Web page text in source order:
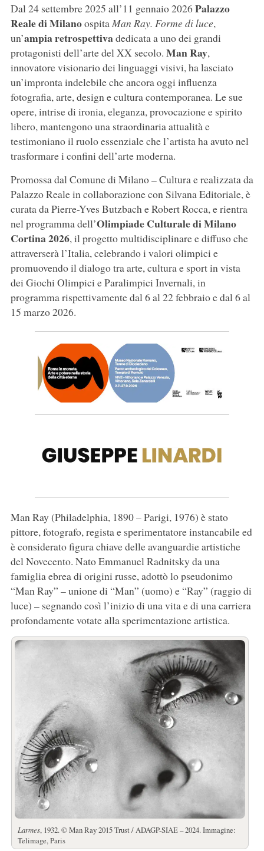
Dal 24 settembre 2025 all’11 gennaio 2026Palazzo
Reale di MilanoospitaMan Ray. Forme di luce,
un’ampia retrospettivadedicata a uno dei grandi
protagonisti dell’arte del XX secolo. Man Ray,
innovatore visionario dei linguaggi visivi, ha lasciato
un’impronta indelebile che ancora oggi influenza
fotografia, arte, design e cultura contemporanea. Le sue
opere, intrise di ironia, eleganza, provocazione e spirito
libero, mantengono una straordinaria attualità e
testimoniano il ruolo essenziale che l’artista ha avuto nel
trasformare i confini dell’arte moderna.
Promossa dal Comune di Milano – Cultura e realizzata da
Palazzo Reale in collaborazione con Silvana Editoriale, è
curata da Pierre-Yves Butzbach e Robert Rocca, e rientra
nel programma dell’Olimpiade Culturale di Milano
Cortina 2026, il progetto multidisciplinare e diffuso che
attraverserà l’Italia, celebrando i valori olimpici e
promuovendo il dialogo tra arte, cultura e sport in vista
dei Giochi Olimpici e Paralimpici Invernali, in
programma rispettivamente dal 6 al 22 febbraio e dal 6 al
15 marzo 2026.
Man Ray (Philadelphia, 1890 – Parigi, 1976) è stato
pittore, fotografo, regista e sperimentatore instancabile ed
è considerato figura chiave delle avanguardie artistiche
del Novecento. Nato Emmanuel Radnitsky da una
famiglia ebrea di origini russe, adottò lo pseudonimo
“Man Ray” – unione di “Man” (uomo) e “Ray” (raggio di
luce) – segnando così l’inizio di una vita e di una carriera
profondamente votate alla sperimentazione artistica.
Larmes, 1932. © Man Ray 2015 Trust / ADAGP-SIAE – 2024. Immagine:
Telimage, Paris